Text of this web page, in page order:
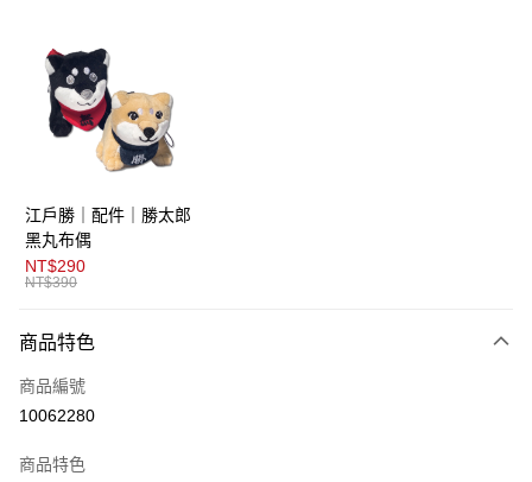
LINE Pay
AFTEE先享後付
【關於「AFTEE先享後付」】
便利好安心！
１．簡單：不需註冊會員、不需綁卡、不需儲值。
２．便利：只要手機號碼，簡訊認證，即可結帳。
３．安心：先確認商品／服務後，再付款。
１．於結帳方式選擇「AFTEE先享後付」後，將跳轉至「AFTEE先享後付」
２．訂單成立數日內，您將收到繳費通知簡訊。
３．收到繳費通知簡訊後14天內，點擊此簡訊中的連結，可透過四大超商／
購買商品的店家。未經商家同意取消之訂單仍視為有效，需透過AFTEE先享
運送方式
全家取貨付款
免運費
免運費
江戶勝｜配件｜勝太郎
黑丸布偶
NT$290
NT$390
商品特色
商品編號
10062280
商品特色